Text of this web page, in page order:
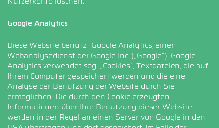
Google Analytics
Diese Website benutzt Google Analytics, einen
Webanalysedienst der Google Inc. („Google“). Google
Analytics verwendet sog. „Cookies“, Textdateien, die auf
Ihrem Computer gespeichert werden und die eine
Analyse der Benutzung der Website durch Sie
ermöglichen. Die durch den Cookie erzeugten
Informationen über Ihre Benutzung dieser Website
werden in der Regel an einen Server von Google in den